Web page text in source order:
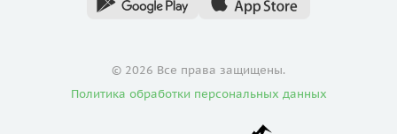
© 2026 Все права защищены.
Политика обработки персональных данных